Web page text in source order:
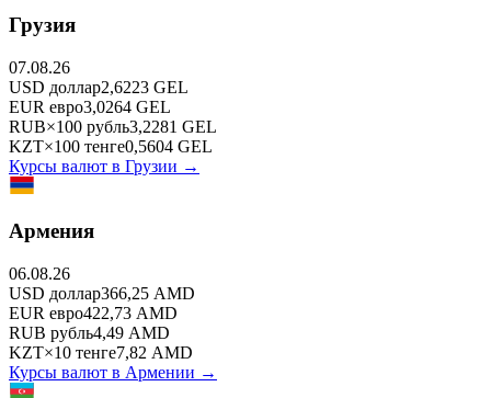
Грузия
07.08.26
USD доллар2,6223 GEL
EUR евро3,0264 GEL
RUB×100 рубль3,2281 GEL
KZT×100 тенге0,5604 GEL
Курсы валют в Грузии →
Армения
06.08.26
USD доллар366,25 AMD
EUR евро422,73 AMD
RUB рубль4,49 AMD
KZT×10 тенге7,82 AMD
Курсы валют в Армении →